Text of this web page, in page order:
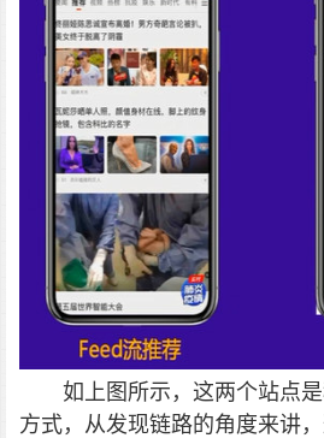
如上图所示，这两个站点
方式，从发现链路的角度来讲